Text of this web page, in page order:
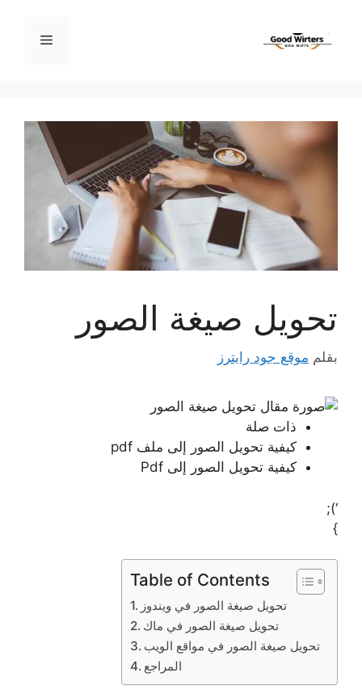
المحتوى
القائمة
تحويل صيغة الصور
بقلم موقع جود رايترز
ذات صلة
كيفية تحويل الصور إلى ملف pdf
كيفية تحويل الصور إلى Pdf
‘);
}
Table of Contents
تحويل صيغة الصور في ويندوز
تحويل صيغة الصور في ماك
تحويل صيغة الصور في مواقع الويب
المراجع